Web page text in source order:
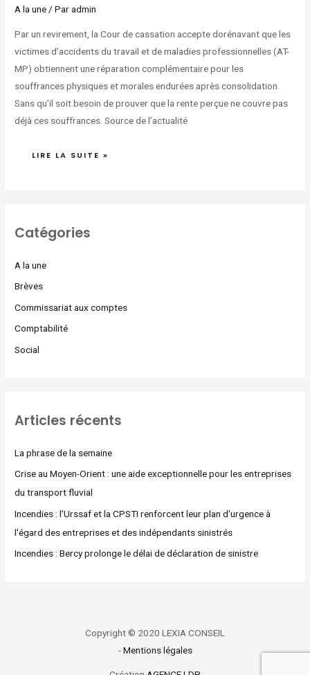
A la une/ Paradmin
Par un revirement, la Cour de cassation accepte dorénavant que les
victimes d’accidents du travail et de maladies professionnelles (AT-
MP) obtiennent une réparation complémentaire pour les
souffrances physiques et morales endurées après consolidation.
Sans qu’il soit besoin de prouver que la rente perçue ne couvre pas
déjà ces souffrances. Source de l’actualité
LIRE LA SUITE »
Catégories
A la une
Brèves
Commissariat aux comptes
Comptabilité
Social
Articles récents
La phrase de la semaine
Crise au Moyen-Orient : une aide exceptionnelle pour les entreprises
du transport fluvial
Incendies : l'Urssaf et la CPSTI renforcent leur plan d'urgence à
l'égard des entreprises et des indépendants sinistrés
Incendies : Bercy prolonge le délai de déclaration de sinistre
Copyright © 2020 LEXIA CONSEIL
-Mentions légales